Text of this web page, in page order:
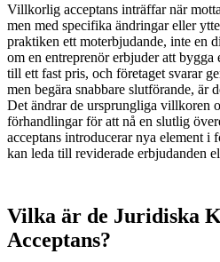
Villkorlig acceptans inträffar när
men med specifika ändringar eller
praktiken ett moterbjudande, inte en
om en entreprenör erbjuder att
till ett fast pris, och företaget svarar
men begära snabbare slutförande, är
Det ändrar de ursprungliga villkoren
förhandlingar för att nå en slutlig
acceptans introducerar nya element i
kan leda till reviderade erbjudanden
Vilka är de Juridiska
Acceptans?